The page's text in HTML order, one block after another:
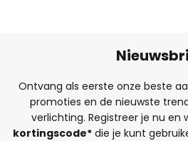
Ontvang als eerste onze beste
promoties en de nieuwste
verlichting. Registreer je nu en
kortingscode*die je kunt